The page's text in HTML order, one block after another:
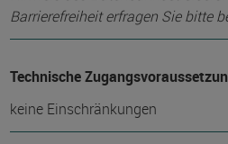
Barrierefreiheit erfragen Sie bitte
Technische
keine Einschränkungen